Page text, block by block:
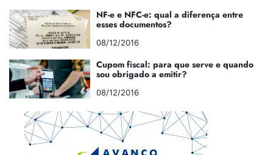
NF-e e NFC-e: qual a diferença entre
esses documentos?
08/12/2016
Cupom fiscal: para que serve e quando
sou obrigado a emitir?
08/12/2016